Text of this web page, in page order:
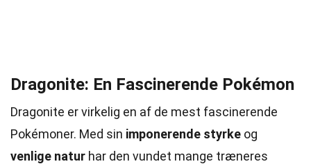
Dragonite: En Fascinerende Pokémon
Dragonite er virkelig en af de mest fascinerende
Pokémoner. Med sin imponerende styrke og
venlige natur har den vundet mange træneres